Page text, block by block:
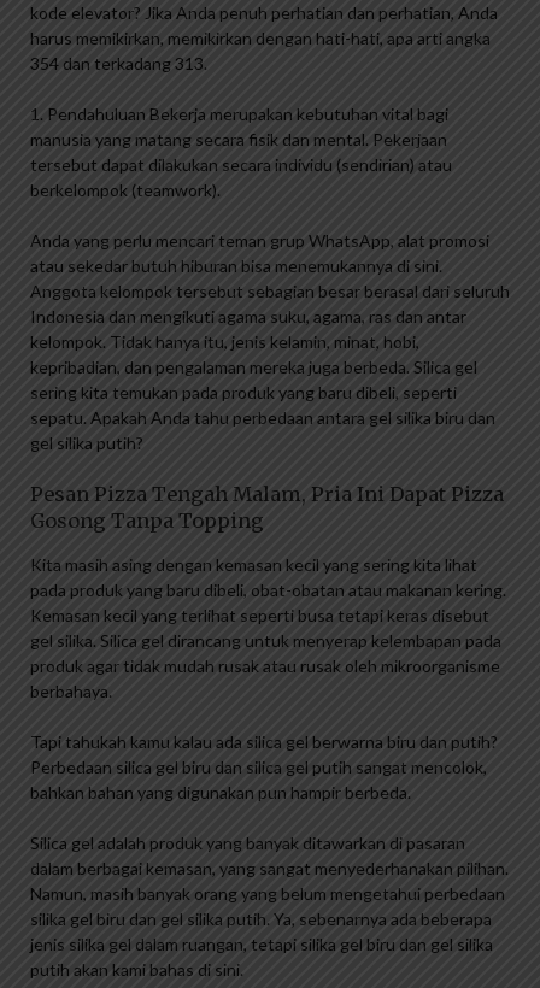
kode elevator? Jika Anda penuh perhatian dan perhatian, Anda
harus memikirkan, memikirkan dengan hati-hati, apa arti angka
354 dan terkadang 313.
1. Pendahuluan Bekerja merupakan kebutuhan vital bagi
manusia yang matang secara fisik dan mental. Pekerjaan
tersebut dapat dilakukan secara individu (sendirian) atau
berkelompok (teamwork).
Anda yang perlu mencari teman grup WhatsApp, alat promosi
atau sekedar butuh hiburan bisa menemukannya di sini.
Anggota kelompok tersebut sebagian besar berasal dari seluruh
Indonesia dan mengikuti agama suku, agama, ras dan antar
kelompok. Tidak hanya itu, jenis kelamin, minat, hobi,
kepribadian, dan pengalaman mereka juga berbeda. Silica gel
sering kita temukan pada produk yang baru dibeli, seperti
sepatu. Apakah Anda tahu perbedaan antara gel silika biru dan
gel silika putih?
Pesan Pizza Tengah Malam, Pria Ini Dapat Pizza
Gosong Tanpa Topping
Kita masih asing dengan kemasan kecil yang sering kita lihat
pada produk yang baru dibeli, obat-obatan atau makanan kering.
Kemasan kecil yang terlihat seperti busa tetapi keras disebut
gel silika. Silica gel dirancang untuk menyerap kelembapan pada
produk agar tidak mudah rusak atau rusak oleh mikroorganisme
berbahaya.
Tapi tahukah kamu kalau ada silica gel berwarna biru dan putih?
Perbedaan silica gel biru dan silica gel putih sangat mencolok,
bahkan bahan yang digunakan pun hampir berbeda.
Silica gel adalah produk yang banyak ditawarkan di pasaran
dalam berbagai kemasan, yang sangat menyederhanakan pilihan.
Namun, masih banyak orang yang belum mengetahui perbedaan
silika gel biru dan gel silika putih. Ya, sebenarnya ada beberapa
jenis silika gel dalam ruangan, tetapi silika gel biru dan gel silika
putih akan kami bahas di sini.